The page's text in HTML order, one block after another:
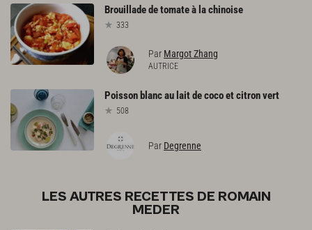
Brouilladedetomateà lachinoise
333
Par Margot Zhang
AUTRICE
Poisson blancau laitdecocoetcitronvert
508
Par Degrenne
LES AUTRES RECETTES DE ROMAIN
MEDER